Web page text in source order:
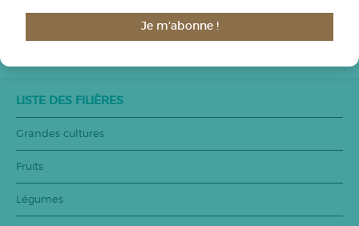
GÉRARD HOTTE – ARBORICULTURE – AUBE
LISTE DES FILIÈRES
Grandes cultures
Fruits
Légumes
Je m'abonne !